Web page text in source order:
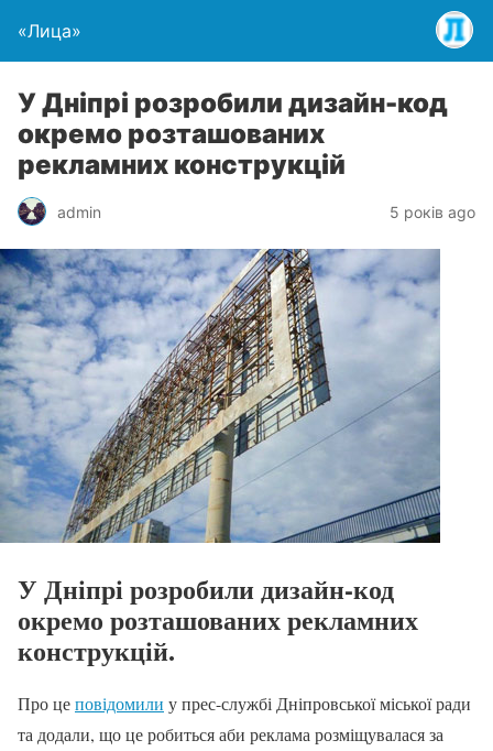
«Лица»
У Дніпрі розробили дизайн-код
окремо розташованих
рекламних конструкцій
admin 5 років ago
У Дніпрі розробили дизайн-код
окремо розташованих рекламних
конструкцій.
Про цеповідомили у прес-службі Дніпровської міської ради
та додали, що це робиться аби реклама розміщувалася за